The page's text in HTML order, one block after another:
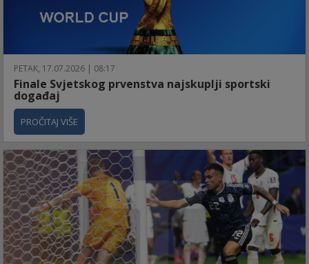
PETAK, 17.07.2026 | 08:17
Finale Svjetskog prvenstva najskuplji sportski
događaj
PROČITAJ VIŠE